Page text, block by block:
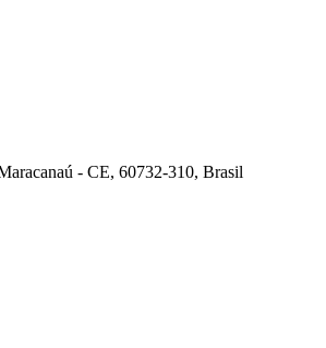
- CE, 60732-310, Brasil